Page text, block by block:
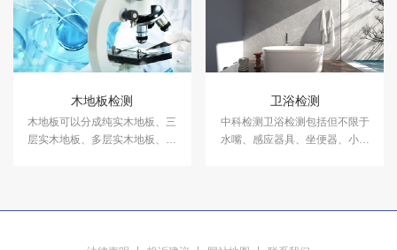
服务。
木地板检测
木地板可以分成纯实木地板、三
层实木地板、多层实木地板、强
CMA、CNAS资质认证。
卫浴检测
中科检测卫浴检测包括但不限于
水嘴、感应器具、坐便器、小便